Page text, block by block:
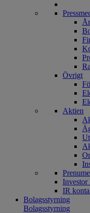
Övrigt
Aktien
Investor
IR
Bolagsstyrning
Bolagsstyrning